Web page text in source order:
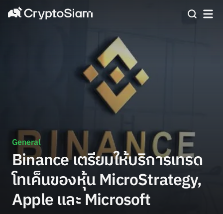
General
Binance เตรียมให้บริการเทรด
โทเค็นของหุ้น MicroStrategy,
Apple และ Microsoft